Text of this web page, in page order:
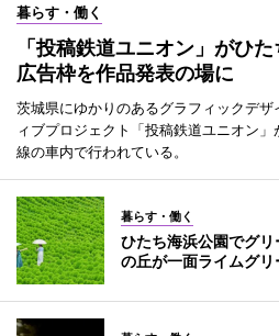
暮らす・働く
「投稿鉄道ユニオン」がひ
広告枠を作品発表の場に
茨城県にゆかりのあるグラフィックデ
ィブプロジェクト「投稿鉄道ユニオン
線の車内で行われている。
暮らす・働く
ひたち海浜公園でグ
の丘が一面ライムグリ